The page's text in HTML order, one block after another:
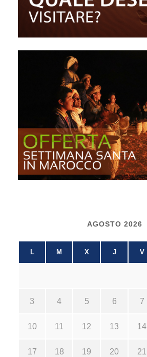
AGOSTO 2026
L M X J V
3 4 5 6 7
10 11 12 13 14
17 18 19 20 21